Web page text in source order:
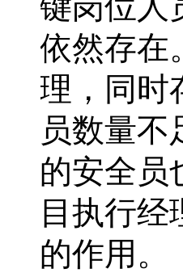
键岗位人
依然存在
理，同时
员数量
的安全员
目执行
的作用。